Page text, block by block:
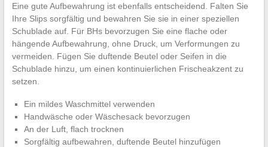
Eine gute Aufbewahrung ist ebenfalls entscheidend. Falten Sie
Ihre Slips sorgfältig und bewahren Sie sie in einer speziellen
Schublade auf. Für BHs bevorzugen Sie eine flache oder
hängende Aufbewahrung, ohne Druck, um Verformungen zu
vermeiden. Fügen Sie duftende Beutel oder Seifen in die
Schublade hinzu, um einen kontinuierlichen Frischeakzent zu
setzen.
Ein mildes Waschmittel verwenden
Handwäsche oder Wäschesack bevorzugen
An der Luft, flach trocknen
Sorgfältig aufbewahren, duftende Beutel hinzufügen